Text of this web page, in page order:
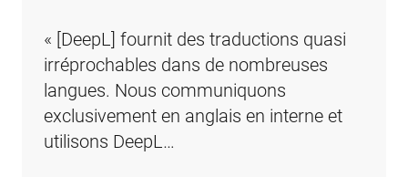
« [DeepL] fournit des traductions quasi
irréprochables dans de nombreuses
langues. Nous communiquons
exclusivement en anglais en interne et
utilisons DeepL…